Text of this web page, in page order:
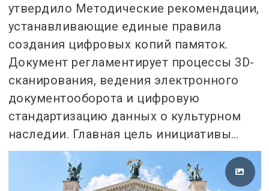
утвердило Методические рекомендации,
устанавливающие единые правила
создания цифровых копий памяток.
Документ регламентирует процессы 3D-
сканирования, ведения электронного
документооборота и цифровую
стандартизацию данных о культурном
наследии. Главная цель инициативы…